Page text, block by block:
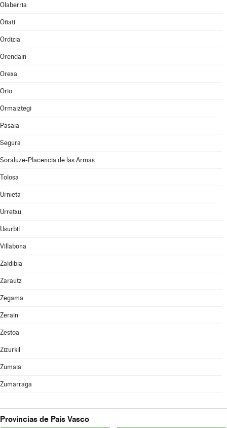
Olaberria
Oñati
Ordizia
Orendain
Orexa
Orio
Ormaiztegi
Pasaia
Segura
Soraluze-Placencia de las Armas
Tolosa
Urnieta
Urretxu
Usurbil
Villabona
Zaldibia
Zarautz
Zegama
Zerain
Zestoa
Zizurkil
Zumaia
Zumarraga
Provincias de País Vasco